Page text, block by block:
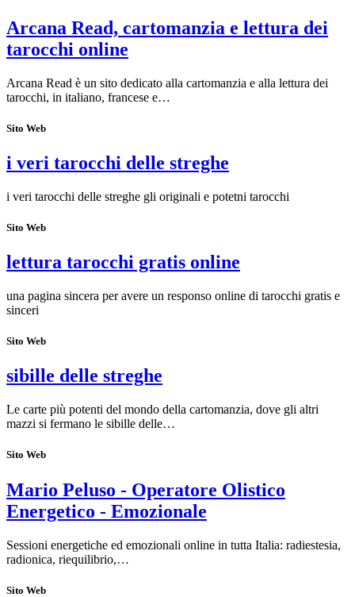
Arcana Read, cartomanzia e lettura dei
tarocchi online
Arcana Read è un sito dedicato alla cartomanzia e alla lettura dei
tarocchi, in italiano, francese e…
Sito Web
i veri tarocchi delle streghe
i veri tarocchi delle streghe gli originali e potetni tarocchi
Sito Web
lettura tarocchi gratis online
una pagina sincera per avere un responso online di tarocchi gratis e
sinceri
Sito Web
sibille delle streghe
Le carte più potenti del mondo della cartomanzia, dove gli altri
mazzi si fermano le sibille delle…
Sito Web
Mario Peluso - Operatore Olistico
Energetico - Emozionale
Sessioni energetiche ed emozionali online in tutta Italia: radiestesia,
radionica, riequilibrio,…
Sito Web